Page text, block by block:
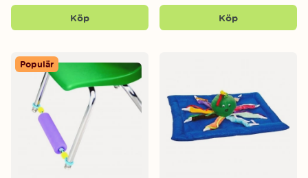
Köp Köp
Populär